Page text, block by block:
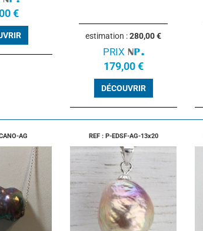
€
estimation :280,00 €
PRIX
179,00 €
DÉCOUVRIR
AG REF : P-EDSF-AG-13x20